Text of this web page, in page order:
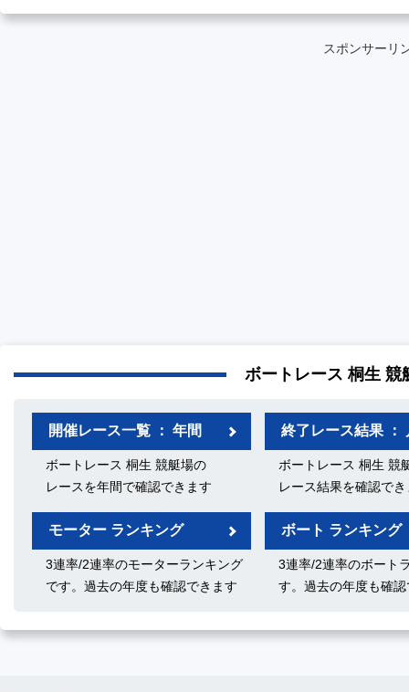
スポンサーリ
ボートレース 桐生 競
開催レース一覧 ： 年間
ボートレース 桐生 競艇場の
レースを年間で確認できます
終了レース結果 ：
ボートレース 桐生 競
レース結果を確認で
モーター ランキング
3連率/2連率のモーターランキング
です。過去の年度も確認できます
ボート ランキング
3連率/2連率のボート
す。過去の年度も確